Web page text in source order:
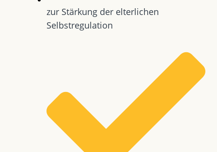
zur Stärkung der elterlichen
Selbstregulation